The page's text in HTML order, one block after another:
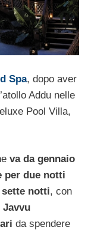
Spa, dopo aver
Addu nelle
Pool Villa,
va da gennaio
per due notti
notti, con
Javvu
da spendere